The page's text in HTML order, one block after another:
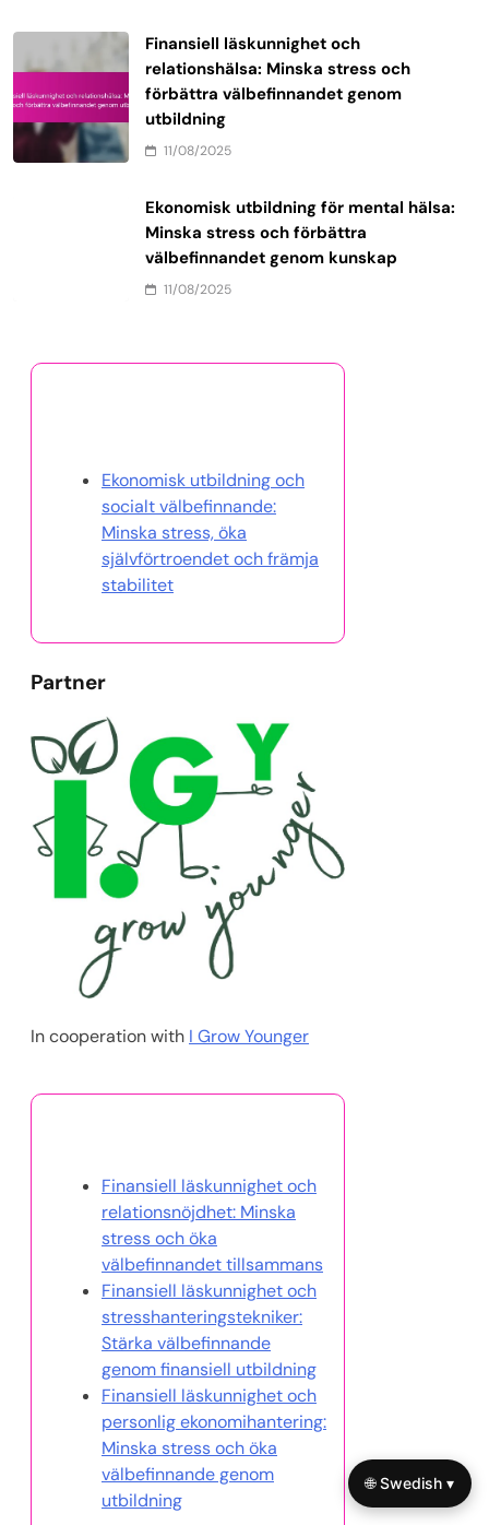
Finansiell läskunnighet och
relationshälsa: Minska stress och
förbättra välbefinnandet genom
utbildning
11/08/2025
Ekonomisk utbildning för mental hälsa:
Minska stress och förbättra
välbefinnandet genom kunskap
11/08/2025
Ekonomisk utbildning och
socialt välbefinnande:
Minska stress, öka
självförtroendet och främja
stabilitet
Partner
In cooperation with I Grow Younger
Finansiell läskunnighet och
relationsnöjdhet: Minska
stress och öka
välbefinnandet tillsammans
Finansiell läskunnighet och
stresshanteringstekniker:
Stärka välbefinnande
genom finansiell utbildning
Finansiell läskunnighet och
personlig ekonomihantering:
Minska stress och öka
välbefinnande genom
utbildning
🌐 Swedish ▾